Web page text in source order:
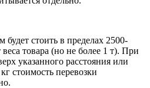
стоить в пределах 2500-
товара (но не более 1 т). При
указанного расстояния или
стоимость перевозки